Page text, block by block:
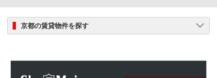
京都の賃貸物件を探す